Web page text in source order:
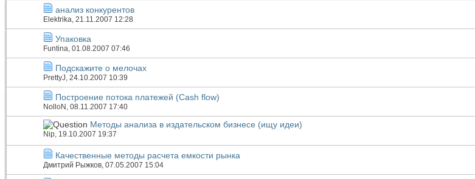
анализ конкурентов
Elektrika, 21.11.2007 12:28
Упаковка
Funtina, 01.08.2007 07:46
Подскажите о мелочах
PrettyJ, 24.10.2007 10:39
Построение потока платежей (Cash flow)
NolloN , 08.11.2007 17:40
Методы анализа в издательском бизнесе (ищу идеи)
Nip, 19.10.2007 19:37
Качественные методы расчета емкости рынка
Дмитрий Рыжков, 07.05.2007 15:04